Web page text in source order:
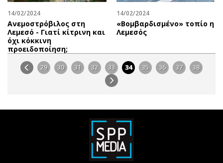
14/02/2024
Ανεμοστρόβιλος στη
Λεμεσό - Γιατί κίτρινη και
όχι κόκκινη
προειδοποίηση;
14/02/2024
«Βομβαρδισμένο» τοπίο η
Λεμεσός
29 30 31 32 33 34 35 36 37 38